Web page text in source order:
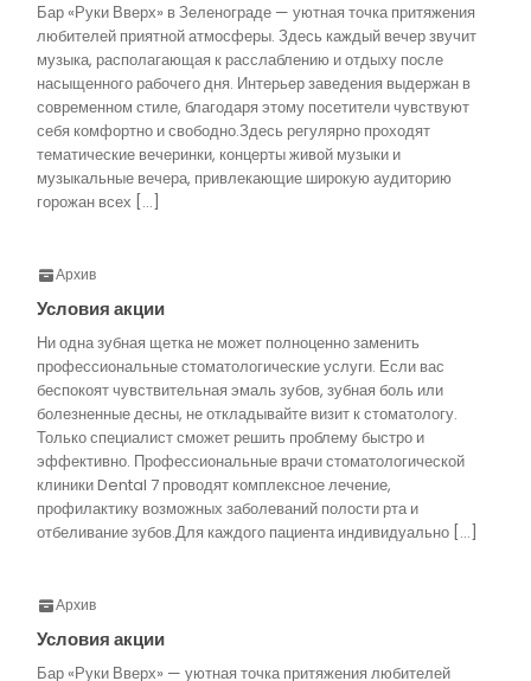
Бар «Руки Вверх» в Зеленограде — уютная точка притяжения
любителей приятной атмосферы. Здесь каждый вечер звучит
музыка, располагающая к расслаблению и отдыху после
насыщенного рабочего дня. Интерьер заведения выдержан в
современном стиле, благодаря этому посетители чувствуют
себя комфортно и свободно.Здесь регулярно проходят
тематические вечеринки, концерты живой музыки и
музыкальные вечера, привлекающие широкую аудиторию
горожан всех […]
Архив
Условия акции
Ни одна зубная щетка не может полноценно заменить
профессиональные стоматологические услуги. Если вас
беспокоят чувствительная эмаль зубов, зубная боль или
болезненные десны, не откладывайте визит к стоматологу.
Только специалист сможет решить проблему быстро и
эффективно. Профессиональные врачи стоматологической
клиники Dental 7 проводят комплексное лечение,
профилактику возможных заболеваний полости рта и
отбеливание зубов.Для каждого пациента индивидуально […]
Архив
Условия акции
Бар «Руки Вверх» — уютная точка притяжения любителей